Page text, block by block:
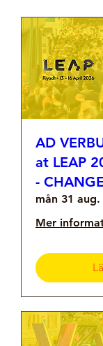
AD
at LEAP
-
mån 31 aug.
Mer